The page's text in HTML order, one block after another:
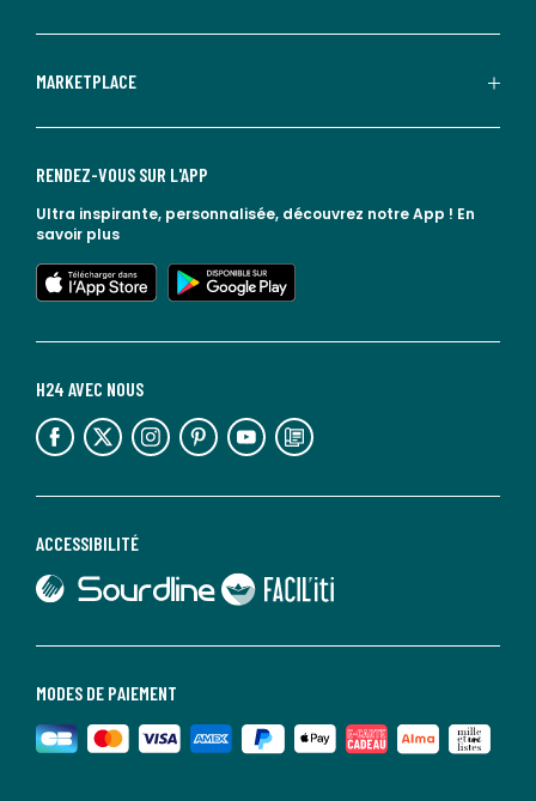
MARKETPLACE
MODES DE PAIEMENT
ACCESSIBILITÉ
lien vers Sourdline
lien vers Faciliti
H24 AVEC NOUS
lien vers l'espace réseaux sociaux lien vers l'espace réseaux sociaux lien vers l'espace réseaux sociaux lien vers l'espace réseaux sociaux lien vers l'espace réseaux sociaux lien vers le blog la redoute
RENDEZ-VOUS SUR L'APP
Ultra inspirante, personnalisée, découvrez notre App ! En
savoir plus
lien vers l'app store
lien vers google play